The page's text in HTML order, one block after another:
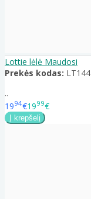
Lottie lėlė Maudosi
Prekės kodas: LT144
..
1994€1999€